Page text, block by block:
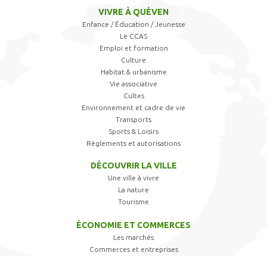
VIVRE À QUÉVEN
Enfance / Éducation / Jeunesse
Le CCAS
Emploi et formation
Culture
Habitat & urbanisme
Vie associative
Cultes
Environnement et cadre de vie
Transports
Sports & Loisirs
Règlements et autorisations
DÉCOUVRIR LA VILLE
Une ville à vivre
La nature
Tourisme
ÉCONOMIE ET COMMERCES
Les marchés
Commerces et entreprises